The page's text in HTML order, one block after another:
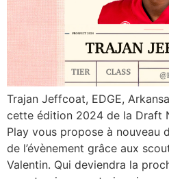
Trajan Jeffcoat, EDGE,
cette édition 2024 de la Draft
Play vous propose à
de l’évènement grâce aux
Valentin. Qui deviendra la